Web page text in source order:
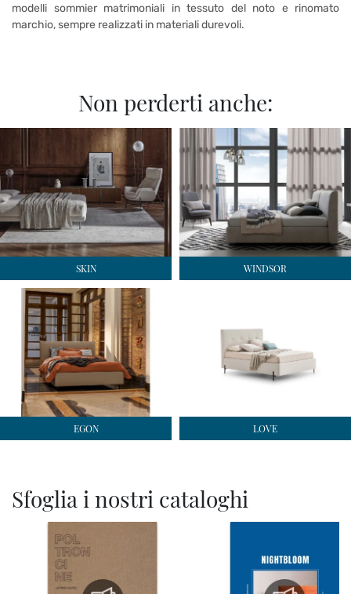
modelli sommier matrimoniali in tessuto del noto e rinomato
marchio, sempre realizzati in materiali durevoli.
Non perderti anche:
SKIN WINDSOR
EGON LOVE
Sfoglia i nostri cataloghi